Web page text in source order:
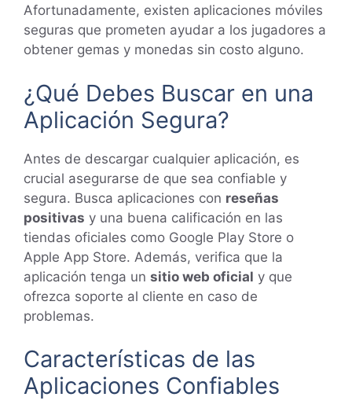
Afortunadamente, existen aplicaciones móviles
seguras que prometen ayudar a los jugadores a
obtener gemas y monedas sin costo alguno.
¿Qué Debes Buscar en una
Aplicación Segura?
Antes de descargar cualquier aplicación, es
crucial asegurarse de que sea confiable y
segura. Busca aplicaciones con reseñas
positivas y una buena calificación en las
tiendas oficiales como Google Play Store o
Apple App Store. Además, verifica que la
aplicación tenga un sitio web oficial y que
ofrezca soporte al cliente en caso de
problemas.
Características de las
Aplicaciones Confiables